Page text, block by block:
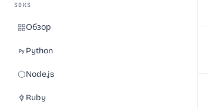
SDKS
Обзор
Python
Node.js
Ruby